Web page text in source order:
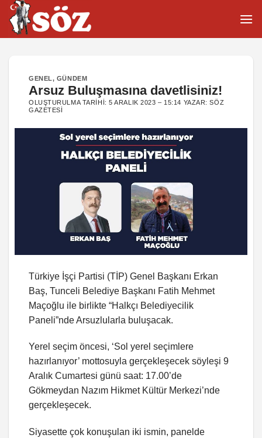
İçeriğe
atla
GENEL, GÜNDEM
Arsuz Buluşmasına davetlisiniz!
OLUŞTURULMA TARIHI:5 ARALIK 2023 – 15:14 YAZAR:SÖZ
GAZETESI
Türkiye İşçi Partisi (TİP) Genel Başkanı Erkan
Baş, Tunceli Belediye Başkanı Fatih Mehmet
Maçoğlu ile birlikte “Halkçı Belediyecilik
Paneli”nde Arsuzlularla buluşacak.
Yerel seçim öncesi, ‘Sol yerel seçimlere
hazırlanıyor’ mottosuyla gerçekleşecek söyleşi 9
Aralık Cumartesi günü saat: 17.00’de
Gökmeydan Nazım Hikmet Kültür Merkezi’nde
gerçekleşecek.
Siyasette çok konuşulan iki ismin, panelde